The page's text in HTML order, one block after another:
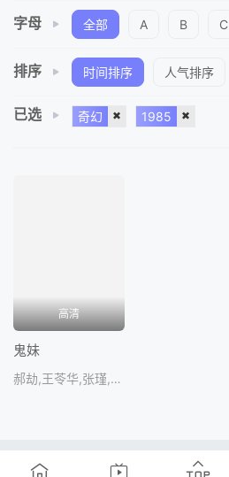
字母 全部 A B C
排序 时间排序 人气排序
已选 奇幻 1985
高清
鬼妹
郝劫,王苓华,张瑾,马慧英,谭
www.